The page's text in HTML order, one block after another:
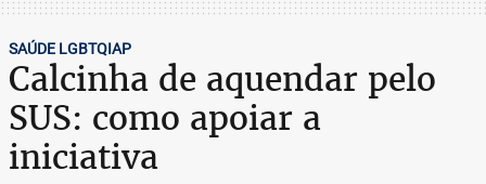
SAÚDE LGBTQIAP
Calcinha de aquendar pelo
SUS: como apoiar a
iniciativa